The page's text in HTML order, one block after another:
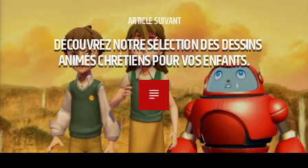
ARTICLE SUIVANT
DÉCOUVREZ NOTRE SÉLECTION DES DESSINS
ANIMÉS CHRÉTIENS POUR VOS ENFANTS.